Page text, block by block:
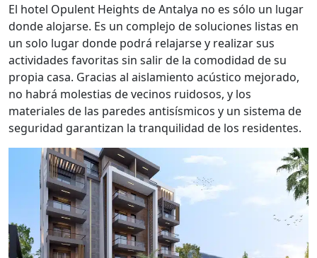
El hotel Opulent Heights de Antalya no es sólo un lugar
donde alojarse. Es un complejo de soluciones listas en
un solo lugar donde podrá relajarse y realizar sus
actividades favoritas sin salir de la comodidad de su
propia casa. Gracias al aislamiento acústico mejorado,
no habrá molestias de vecinos ruidosos, y los
materiales de las paredes antisísmicos y un sistema de
seguridad garantizan la tranquilidad de los residentes.